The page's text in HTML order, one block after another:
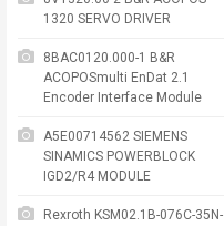
1320 SERVO DRIVER
8BAC0120.000-1 B&R
ACOPOSmulti EnDat 2.1
Encoder Interface Module
A5E00714562 SIEMENS
SINAMICS POWERBLOCK
IGD2/R4 MODULE
Rexroth KSM02.1B-076C-35N-